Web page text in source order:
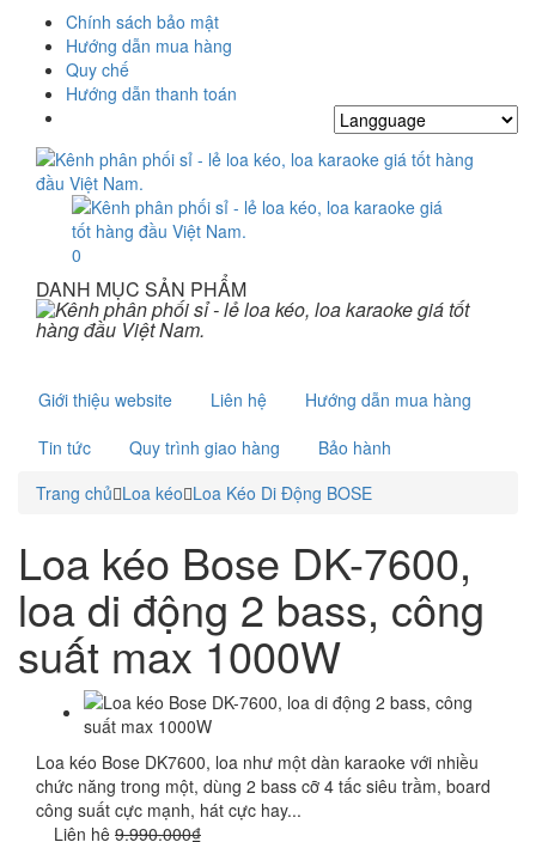
Chính sách bảo mật
Hướng dẫn mua hàng
Quy chế
Hướng dẫn thanh toán
0
DANH MỤC SẢN PHẨM
Giới thiệu website Liên hệ
Hướng dẫn mua hàng
Tin tức
Quy trình giao hàng
Bảo hành
Trang chủ Loa kéo Loa Kéo Di Động BOSE
Loa kéo Bose DK-7600,
loa di động 2 bass, công
suất max 1000W
Loa kéo Bose DK7600, loa như một dàn karaoke với nhiều
chức năng trong một, dùng 2 bass cỡ 4 tấc siêu trầm, board
công suất cực mạnh, hát cực hay...
Liên hệ 9.990.000₫